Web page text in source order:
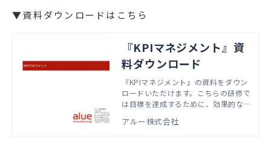
▼資料ダウンロードはこちら
『KPIマネジメント』資
料ダウンロード
『KPIマネジメント』の資料をダウン
ロードいただけます。こちらの研修で
は目標を達成するために、効果的なK
資料では、実際の研修で扱うアジェン
アルー株式会社